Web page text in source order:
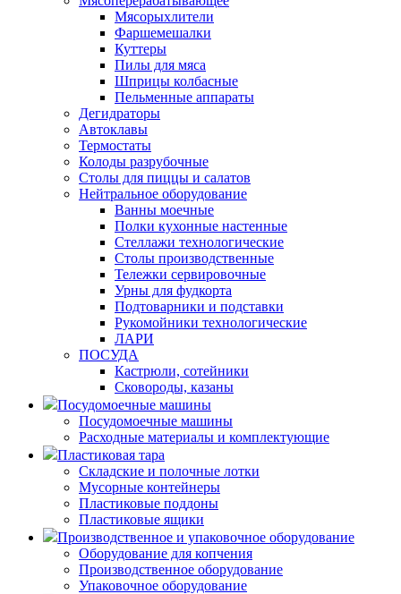
Мясорыхлители
Фаршемешалки
Куттеры
Пилы для мяса
Шприцы колбасные
Пельменные аппараты
Дегидраторы
Автоклавы
Термостаты
Колоды разрубочные
Столы для пиццы и салатов
Нейтральное оборудование
Ванны моечные
Полки кухонные настенные
Стеллажи технологические
Столы производственные
Тележки сервировочные
Урны для фудкорта
Подтоварники и подставки
Рукомойники технологические
ЛАРИ
ПОСУДА
Кастрюли, сотейники
Сковороды, казаны
Посудомоечные машины
Посудомоечные машины
Расходные материалы и комплектующие
Пластиковая тара
Складские и полочные лотки
Мусорные контейнеры
Пластиковые поддоны
Пластиковые ящики
Производственное и упаковочное оборудование
Оборудование для копчения
Производственное оборудование
Упаковочное оборудование